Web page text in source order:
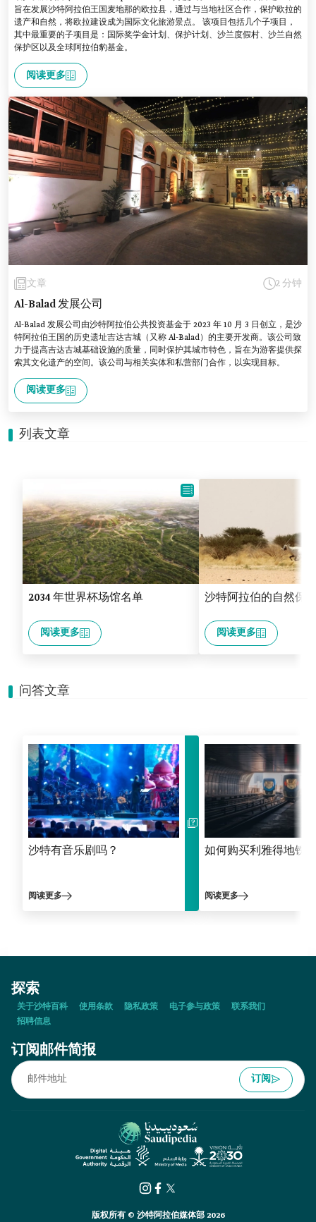
旨在发展沙特阿拉伯王国麦地那的欧拉县，通过与当地社区合作，保护欧拉的
遗产和自然，将欧拉建设成为国际文化旅游景点。 该项目包括几个子项目，
其中最重要的子项目是：国际奖学金计划、保护计划、沙兰度假村、沙兰自然
保护区以及全球阿拉伯豹基金。
阅读更多
文章 2 分钟
Al-Balad 发展公司
Al-Balad 发展公司由沙特阿拉伯公共投资基金于 2023 年 10 月 3 日创立，是沙
特阿拉伯王国的历史遗址吉达古城（又称 Al-Balad）的主要开发商。该公司致
力于提高吉达古城基础设施的质量，同时保护其城市特色，旨在为游客提供探
索其文化遗产的空间。该公司与相关实体和私营部门合作，以实现目标。
阅读更多
列表文章
2034 年世界杯场馆名单
阅读更多
沙特阿拉伯的自然保
阅读更多
问答文章
沙特有音乐剧吗？
阅读更多
如何购买利雅得地铁
阅读更多
探索
关于沙特百科 使用条款 隐私政策 电子参与政策
联系我们
招聘信息
订阅邮件简报
订阅
版权所有 © 沙特阿拉伯媒体部 2026